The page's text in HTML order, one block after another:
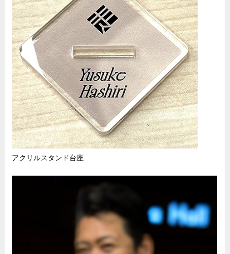
アクリルスタンド台座